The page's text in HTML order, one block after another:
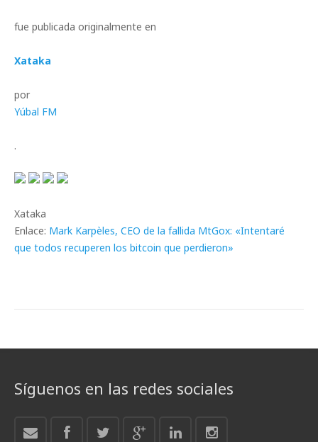
fue publicada originalmente en
Xataka
por
Yúbal FM
.
Xataka
Enlace: Mark Karpèles, CEO de la fallida MtGox: «Intentaré
que todos recuperen los bitcoin que perdieron»
Síguenos en las redes sociales